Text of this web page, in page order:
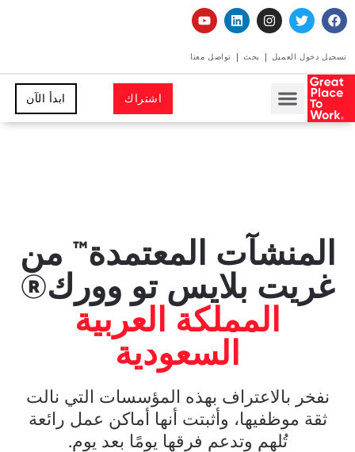
تسجيل دخول العميل بحث تواصل معنا
اشتراك ابدأ الآن
المنشآت المعتمدة™ من
غريت بلايس تو وورك®
المملكة العربية
السعودية
نفخر بالاعتراف بهذه المؤسسات التي نالت
ثقة موظفيها، وأثبتت أنها أماكن عمل رائعة
تُلهم وتدعم فرقها يومًا بعد يوم.